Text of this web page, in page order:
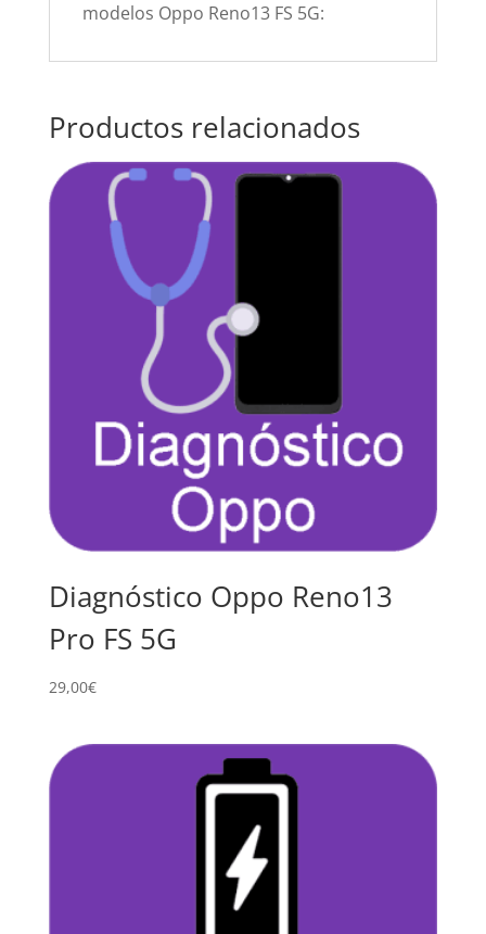
modelos Oppo Reno13 FS 5G:
Productos relacionados
Diagnóstico Oppo Reno13
Pro FS 5G
29,00€